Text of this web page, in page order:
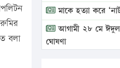
বলা
মাকে হত্যা করে
আগামী ২৮ মে
ঘোষণা